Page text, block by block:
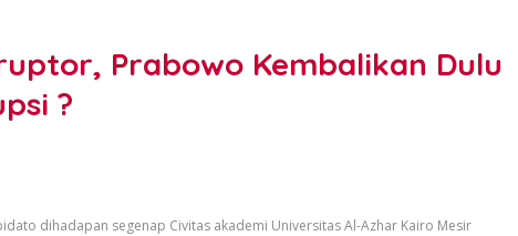
Prabowo Kembalikan Dulu
?
dihadapan segenap Civitas akademi Universitas Al-Azhar Kairo Mesir